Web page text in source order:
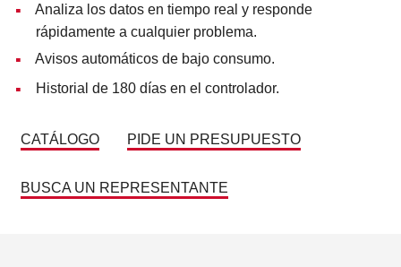
Analiza los datos en tiempo real y responde
rápidamente a cualquier problema.
Avisos automáticos de bajo consumo.
Historial de 180 días en el controlador.
CATÁLOGO PIDE UN PRESUPUESTO
BUSCA UN REPRESENTANTE